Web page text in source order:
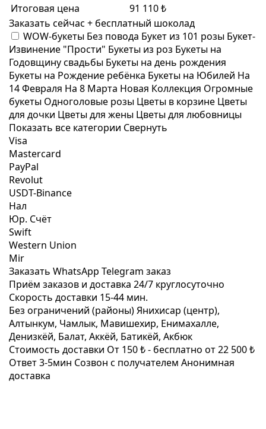
Итоговая цена
91 110 ₺
Заказать сейчас + бесплатный шоколад
WOW-букеты Без повода Букет из 101 розы Букет-
Извинение "Прости" Букеты из роз Букеты на
Годовщину свадьбы Букеты на день рождения
Букеты на Рождение ребёнка Букеты на Юбилей На
14 Февраля На 8 Марта Новая Коллекция Огромные
букеты Одноголовые розы Цветы в корзине Цветы
для дочки Цветы для жены Цветы для любовницы
Показать все категории Свернуть
Visa
Mastercard
PayPal
Revolut
USDT-Binance
Нал
Юр. Счёт
Swift
Western Union
Mir
Заказать WhatsApp Telegram заказ
Приём заказов и доставка 24/7 круглосуточно
Скорость доставки 15-44 мин.
Без ограничений (районы)Янихисар (центр),
Алтынкум, Чамлык, Мавишехир, Енимахалле,
Денизкёй, Балат, Аккёй, Батикёй, Акбюк
Стоимость доставки От 150 ₺ - бесплатно от 22 500 ₺
Ответ 3-5мин Созвон с получателем Анонимная
доставка